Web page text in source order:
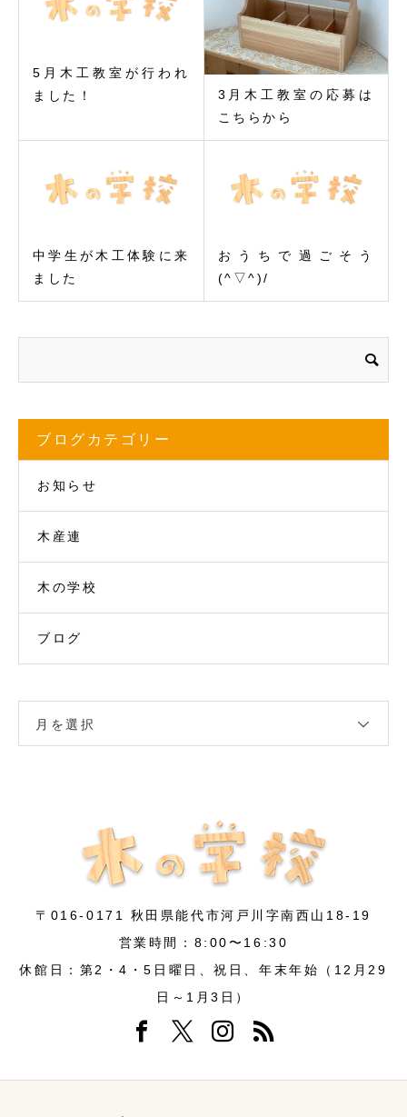
5月木工教室が行われ
ました！
3月木工教室の応募は
こちらから
中学生が木工体験に来
ました
おうちで過ごそう
(^▽^)/
ブログカテゴリー
お知らせ
木産連
木の学校
ブログ
月を選択
〒016-0171 秋田県能代市河戸川字南西山18-19
営業時間：8:00〜16:30
休館日：第2・4・5日曜日、祝日、年末年始（12月29
日～1月3日）